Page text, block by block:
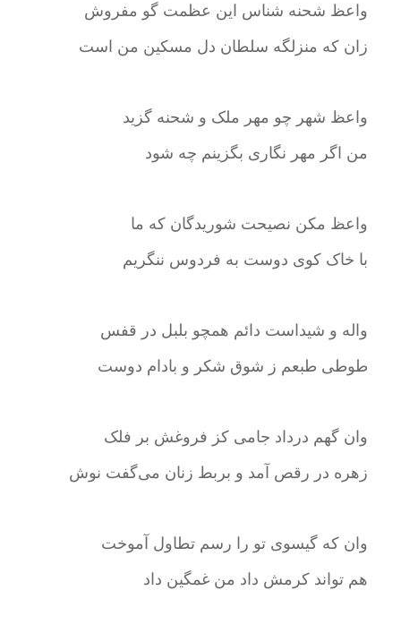
واعظ شحنه شناس این عظمت گو مفروش
زان که منزلگه سلطان دل مسکین من است
واعظ شهر چو مهر ملک و شحنه گزید
من اگر مهر نگاری بگزینم چه شود
واعظ مکن نصیحت شوریدگان که ما
با خاک کوی دوست به فردوس ننگریم
واله و شیداست دائم همچو بلبل در قفس
طوطی طبعم ز شوق شکر و بادام دوست
وان گهم درداد جامی کز فروغش بر فلک
زهره در رقص آمد و بربط زنان می‌گفت نوش
وان که گیسوی تو را رسم تطاول آموخت
هم تواند کرمش داد من غمگین داد